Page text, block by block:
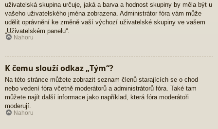
uživatelská skupina určuje, jaká a barva a hodnost skupiny by měla být u
vašeho uživatelského jména zobrazena. Administrátor fóra vám může
udělit oprávnění ke změně vaší výchozí uživatelské skupiny ve vašem
„Uživatelském panelu“.
Nahoru
K čemu slouží odkaz „Tým“?
Na této stránce můžete zobrazit seznam členů starajících se o chod
nebo vedení fóra včetně moderátorů a administrátorů fóra. Také tam
můžete najít další informace jako například, která fóra moderátoři
moderují.
Nahoru